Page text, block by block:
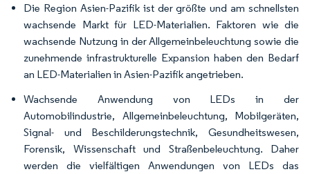
Die Region Asien-Pazifik ist der größte und am schnellsten
wachsende Markt für LED-Materialien. Faktoren wie die
wachsende Nutzung in der Allgemeinbeleuchtung sowie die
zunehmende infrastrukturelle Expansion haben den Bedarf
an LED-Materialien in Asien-Pazifik angetrieben.
Wachsende Anwendung von LEDs in der
Automobilindustrie, Allgemeinbeleuchtung, Mobilgeräten,
Signal- und Beschilderungstechnik, Gesundheitswesen,
Forensik, Wissenschaft und Straßenbeleuchtung. Daher
werden die vielfältigen Anwendungen von LEDs das